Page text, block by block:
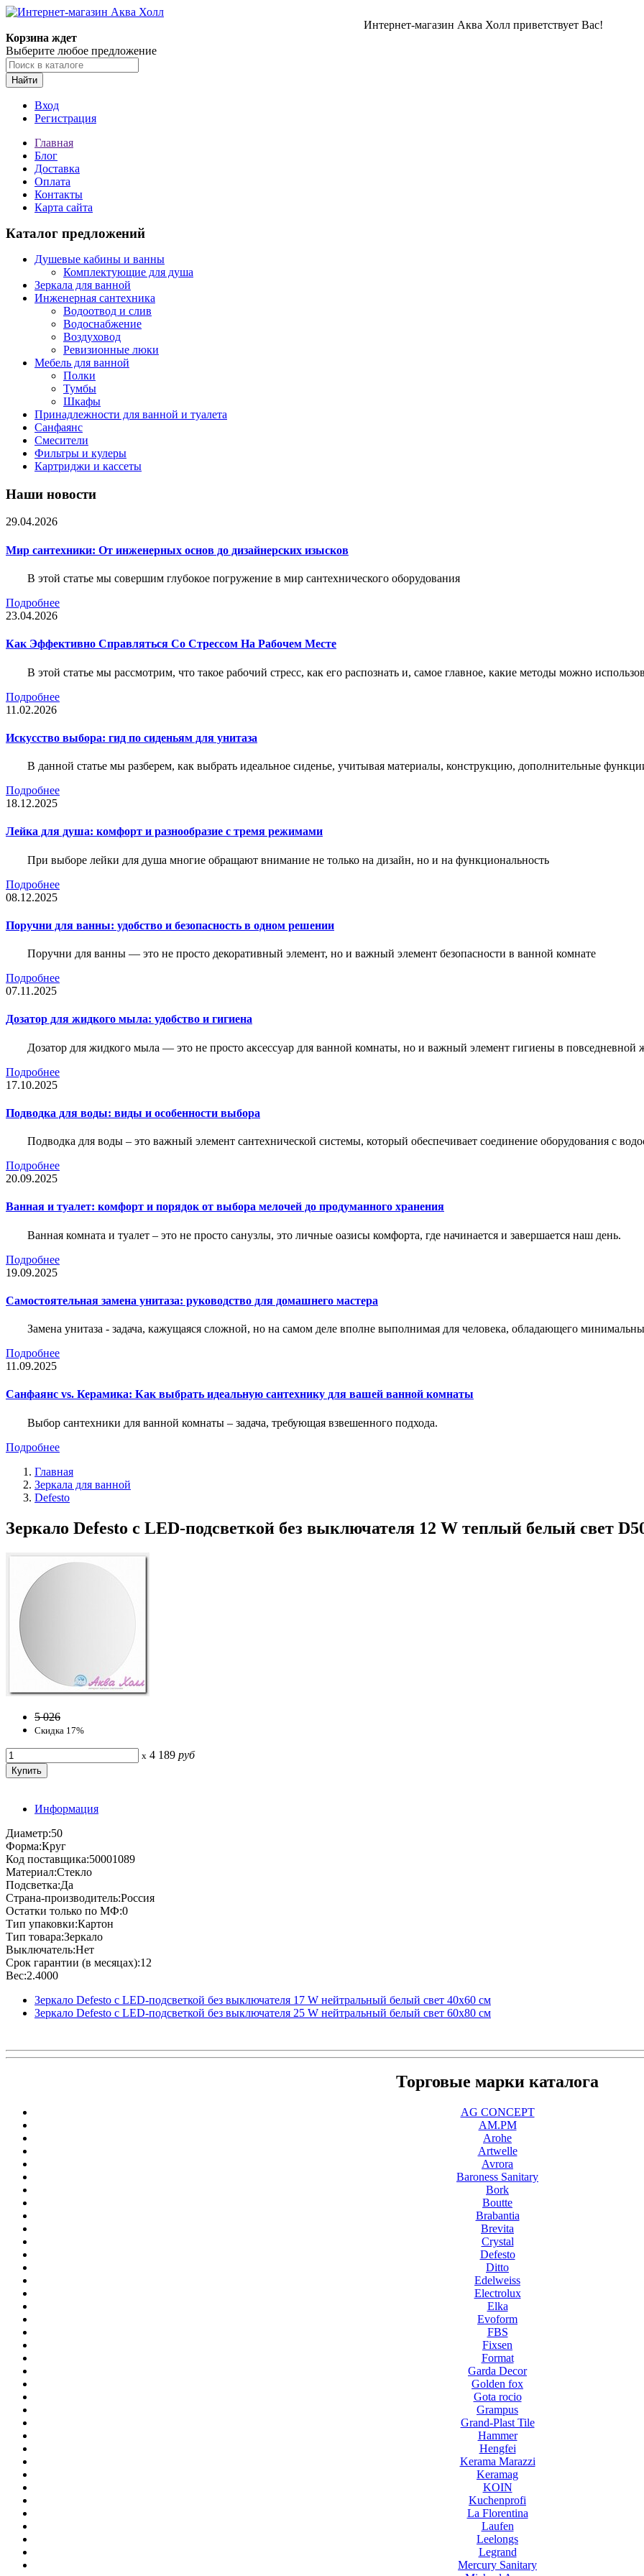
Интернет-магазин Аква Холл приветствует Вас!
Корзина ждет
Выберите любое предложение
Найти
Вход
Регистрация
Главная
Блог
Доставка
Оплата
Контакты
Карта сайта
Каталог предложений
Душевые кабины и ванны
Комплектующие для душа
Зеркала для ванной
Инженерная сантехника
Водоотвод и слив
Водоснабжение
Воздуховод
Ревизионные люки
Мебель для ванной
Полки
Тумбы
Шкафы
Принадлежности для ванной и туалета
Санфаянс
Смесители
Фильтры и кулеры
Картриджи и кассеты
Наши новости
29.04.2026
Мир сантехники: От инженерных основ до дизайнерских изысков
В этой статье мы совершим глубокое погружение в мир сантехнического оборудования
Подробнее
23.04.2026
Как Эффективно Справляться Со Стрессом На Рабочем Месте
В этой статье мы рассмотрим, что такое рабочий стресс, как его распознать и, самое главное, какие методы можно
Подробнее
11.02.2026
Искусство выбора: гид по сиденьям для унитаза
В данной статье мы разберем, как выбрать идеальное сиденье, учитывая материалы, конструкцию, дополнительные
Подробнее
18.12.2025
Лейка для душа: комфорт и разнообразие с тремя режимами
При выборе лейки для душа многие обращают внимание не только на дизайн, но и на функциональность
Подробнее
08.12.2025
Поручни для ванны: удобство и безопасность в одном решении
Поручни для ванны — это не просто декоративный элемент, но и важный элемент безопасности в ванной комнате
Подробнее
07.11.2025
Дозатор для жидкого мыла: удобство и гигиена
Дозатор для жидкого мыла — это не просто аксессуар для ванной комнаты, но и важный элемент гигиены в повседневной
Подробнее
17.10.2025
Подводка для воды: виды и особенности выбора
Подводка для воды – это важный элемент сантехнической системы, который обеспечивает соединение оборудования с
Подробнее
20.09.2025
Ванная и туалет: комфорт и порядок от выбора мелочей до продуманного хранения
Ванная комната и туалет – это не просто санузлы, это личные оазисы комфорта, где начинается и завершается наш день.
Подробнее
19.09.2025
Самостоятельная замена унитаза: руководство для домашнего мастера
Замена унитаза - задача, кажущаяся сложной, но на самом деле вполне выполнимая для человека, обладающего
Подробнее
11.09.2025
Санфаянс vs. Керамика: Как выбрать идеальную сантехнику для вашей ванной комнаты
Выбор сантехники для ванной комнаты – задача, требующая взвешенного подхода.
Подробнее
Главная
Зеркала для ванной
Defesto
Зеркало Defesto с LED-подсветкой без выключателя 12 W теплый белый свет
5 026
Скидка 17%
x 4 189 руб
Информация
Диаметр:50
Форма:Круг
Код поставщика:50001089
Материал:Стекло
Подсветка:Да
Страна-производитель:Россия
Остатки только по МФ:0
Тип упаковки:Картон
Тип товара:Зеркало
Выключатель:Нет
Срок гарантии (в месяцах):12
Вес:2.4000
Зеркало Defesto с LED-подсветкой без выключателя 17 W нейтральный белый свет 40x60 см
Зеркало Defesto с LED-подсветкой без выключателя 25 W нейтральный белый свет 60x80 см
Торговые марки каталога
AG CONCEPT
AM.PM
Arohe
Artwelle
Avrora
Baroness Sanitary
Bork
Boutte
Brabantia
Brevita
Crystal
Defesto
Ditto
Edelweiss
Electrolux
Elka
Evoform
FBS
Fixsen
Format
Garda Decor
Golden fox
Gota rocio
Grampus
Grand-Plast Tile
Hammer
Hengfei
Kerama Marazzi
Keramag
KOIN
Kuchenprofi
La Florentina
Laufen
Leelongs
Legrand
Mercury Sanitary